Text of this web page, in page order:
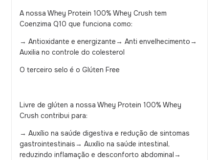
A nossa Whey Protein 100% Whey Crush tem
Coenzima Q10 que funciona como:
→ Antioxidante e energizante→ Anti envelhecimento→
Auxilia no controle do colesterol
O terceiro selo é o Glúten Free
Livre de glúten a nossa Whey Protein 100% Whey
Crush contribui para:
→ Auxílio na saúde digestiva e redução de sintomas
gastrointestinais→ Auxílio na saúde intestinal,
reduzindo inflamação e desconforto abdominal→